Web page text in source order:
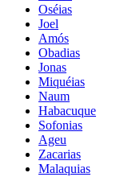
Oséias
Joel
Amós
Obadias
Jonas
Miquéias
Naum
Habacuque
Sofonias
Ageu
Zacarias
Malaquias